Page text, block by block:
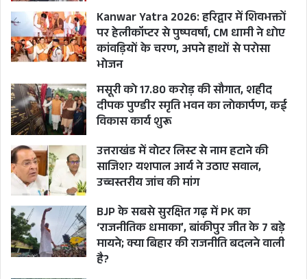
Kanwar Yatra 2026: हरिद्वार में शिवभक्तों
पर हेलीकॉप्टर से पुष्पवर्षा, CM धामी ने धोए
कांवड़ियों के चरण, अपने हाथों से परोसा
भोजन
मसूरी को 17.80 करोड़ की सौगात, शहीद
दीपक पुण्डीर स्मृति भवन का लोकार्पण, कई
विकास कार्य शुरू
उत्तराखंड में वोटर लिस्ट से नाम हटाने की
साजिश? यशपाल आर्य ने उठाए सवाल,
उच्चस्तरीय जांच की मांग
BJP के सबसे सुरक्षित गढ़ में PK का
‘राजनीतिक धमाका’, बांकीपुर जीत के 7 बड़े
मायने; क्या बिहार की राजनीति बदलने वाली
है?